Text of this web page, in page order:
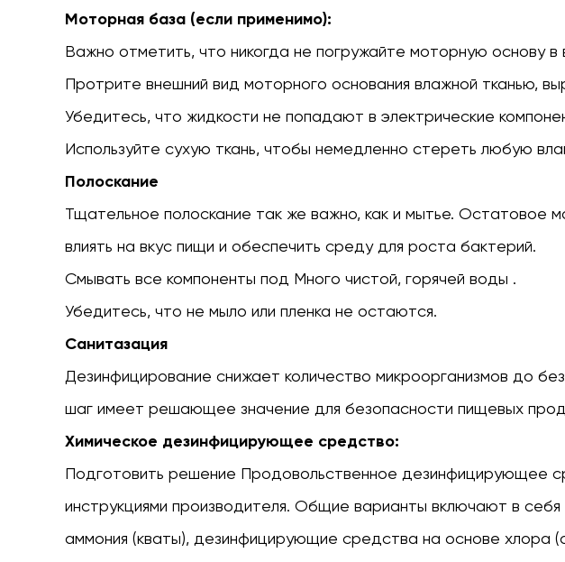
Моторная база (если применимо):
Важно отметить, что никогда не погружайте моторную основу в
Протрите внешний вид моторного основания влажной тканью,
Убедитесь, что жидкости не попадают в электрические
Используйте сухую ткань, чтобы немедленно стереть любую
Полоскание
Тщательное полоскание так же важно, как и мытье.
влиять на вкус пищи и обеспечить среду для роста бактерий.
Смывать все компоненты под Много чистой, горячей воды .
Убедитесь, что не мыло или пленка не остаются.
Санитазация
Дезинфицирование снижает количество микроорганизмов до
шаг имеет решающее значение для безопасности пищевых
Химическое дезинфицирующее средство:
Подготовить решение Продовольственное дезинфицирующее
инструкциями производителя. Общие варианты включают в
аммония (кваты), дезинфицирующие средства на основе хлора